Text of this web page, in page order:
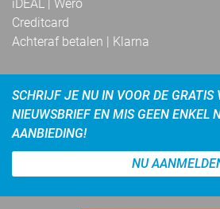
iDEAL | Wero
Creditcard
Achteraf betalen | Klarna
SCHRIJF JE NU IN VOOR DE GRATIS
NIEUWSBRIEF EN MIS GEEN ENKEL
AANBIEDING!
NU